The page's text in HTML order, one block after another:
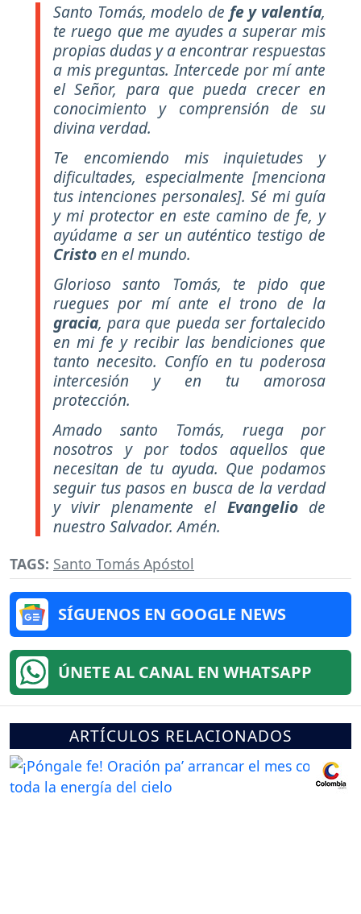
Santo Tomás, modelo de fe y valentía,
te ruego que me ayudes a superar mis
propias dudas y a encontrar respuestas
a mis preguntas. Intercede por mí ante
el Señor, para que pueda crecer en
conocimiento y comprensión de su
divina verdad.
Te encomiendo mis inquietudes y
dificultades, especialmente [menciona
tus intenciones personales]. Sé mi guía
y mi protector en este camino de fe, y
ayúdame a ser un auténtico testigo de
Cristo en el mundo.
Glorioso santo Tomás, te pido que
ruegues por mí ante el trono de la
gracia, para que pueda ser fortalecido
en mi fe y recibir las bendiciones que
tanto necesito. Confío en tu poderosa
intercesión y en tu amorosa
protección.
Amado santo Tomás, ruega por
nosotros y por todos aquellos que
necesitan de tu ayuda. Que podamos
seguir tus pasos en busca de la verdad
y vivir plenamente el Evangelio de
nuestro Salvador. Amén.
TAGS: Santo Tomás Apóstol
SÍGUENOS EN GOOGLE NEWS
ÚNETE AL CANAL EN WHATSAPP
ARTÍCULOS RELACIONADOS